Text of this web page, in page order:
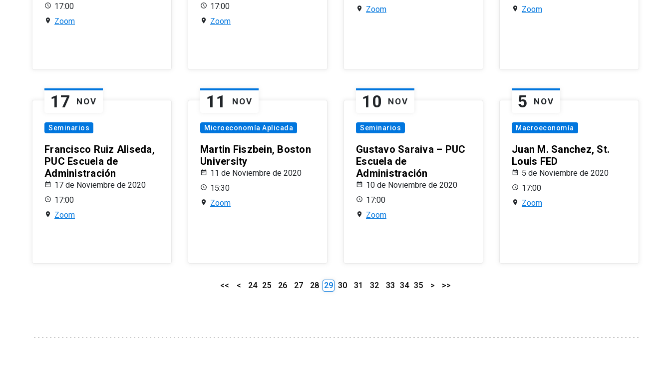
17:00
Zoom
17:00
Zoom
Zoom
Zoom
17 NOV
Seminarios
Francisco Ruiz Aliseda,
PUC Escuela de
Administración
17 de Noviembre de 2020
17:00
Zoom
11 NOV
Microeconomía Aplicada
Martin Fiszbein, Boston
University
11 de Noviembre de 2020
15:30
Zoom
10 NOV
Seminarios
Gustavo Saraiva – PUC
Escuela de
Administración
10 de Noviembre de 2020
17:00
Zoom
5 NOV
Macroeconomía
Juan M. Sanchez, St.
Louis FED
5 de Noviembre de 2020
17:00
Zoom
<< < 24 25 26 27 28 29 30 31 32 33 34 35 > >>